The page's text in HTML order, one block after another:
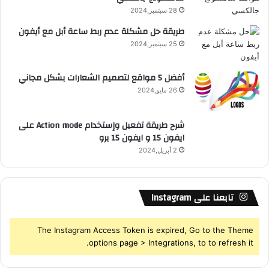
28 سبتمبر,2024
طريقة حل مشكلة عدم ربط ساعة أبل مع أيفون
25 سبتمبر,2024
أفضل 5 مواقع لتصميم الشعارات بشكل مجاني
26 مايو,2024
شرح طريقة تفعيل وإستخدام Action mode على
ايفون 15 و ايفون 15 برو
2 أبريل,2024
تابعنا على Instagram
The Instagram Access Token is expired, Go to the Theme
options page > Integrations, to to refresh it.